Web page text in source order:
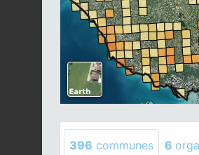
396 communes 6